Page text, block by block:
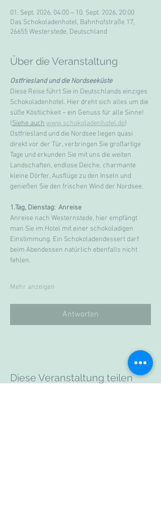
01. Sept. 2026, 04:00 – 10. Sept. 2026, 20:00
Das Schokoladenhotel, Bahnhofstraße 17,
26655 Westerstede, Deutschland
Über die Veranstaltung
Ostfriesland und die Nordseeküste
Diese Reise führt Sie in Deutschlands einziges
Schokoladenhotel. Hier dreht sich alles um die
süße Köstlichkeit – ein Genuss für alle Sinne!
(Siehe auch www.schokoladenhotel.de)
Ostfriesland und die Nordsee liegen quasi
direkt vor der Tür, verbringen Sie großartige
Tage und erkunden Sie mit uns die weiten
Landschaften, endlose Deiche, charmante
kleine Dörfer, Ausflüge zu den Inseln und
genießen Sie den frischen Wind der Nordsee.
1.Tag, Dienstag:  Anreise
Anreise nach Westernstede, hier empfängt
man Sie im Hotel mit einer schokoladigen
Einstimmung. Ein Schokoladendessert darf
beim Abendessen natürlich ebenfalls nicht
fehlen.
Mehr anzeigen
Antworten
Diese Veranstaltung teilen